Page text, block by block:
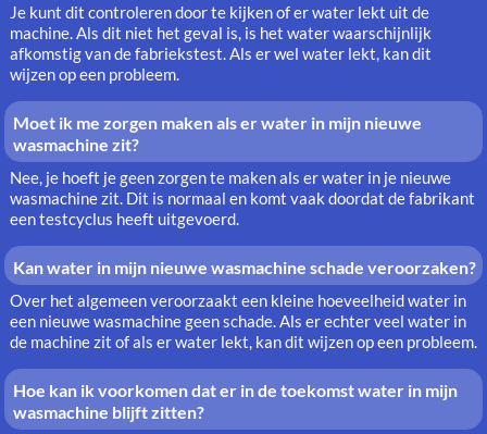
Je kunt dit controleren door te kijken of er water lekt uit de
machine. Als dit niet het geval is, is het water waarschijnlijk
afkomstig van de fabriekstest. Als er wel water lekt, kan dit
wijzen op een probleem.
Moet ik me zorgen maken als er water in mijn nieuwe
wasmachine zit?
Nee, je hoeft je geen zorgen te maken als er water in je nieuwe
wasmachine zit. Dit is normaal en komt vaak doordat de fabrikant
een testcyclus heeft uitgevoerd.
Kan water in mijn nieuwe wasmachine schade veroorzaken?
Over het algemeen veroorzaakt een kleine hoeveelheid water in
een nieuwe wasmachine geen schade. Als er echter veel water in
de machine zit of als er water lekt, kan dit wijzen op een probleem.
Hoe kan ik voorkomen dat er in de toekomst water in mijn
wasmachine blijft zitten?